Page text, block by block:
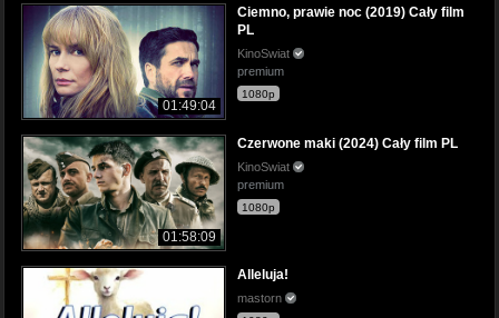
01:49:04
Ciemno, prawie noc (2019) Cały film
PL
KinoSwiat
premium
1080p
01:58:09
Czerwone maki (2024) Cały film PL
KinoSwiat
premium
1080p
Alleluja!
mastorn